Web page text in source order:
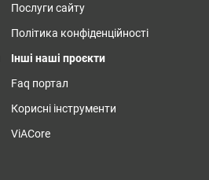
Послуги сайту
Політика конфіденційності
Інші наші проєкти
Faq портал
Корисні інструменти
ViACore